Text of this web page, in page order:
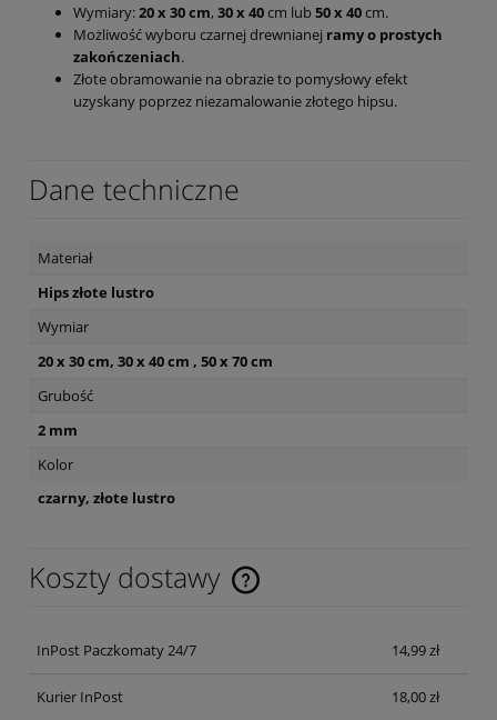
Wymiary:20 x 30 cm, 30 x 40cm lub50 x 40cm.
Możliwość wyboru czarnej drewnianej ramy o prostych
zakończeniach.
Złote obramowanie na obrazie to pomysłowy efekt
uzyskany poprzez niezamalowanie złotego hipsu.
Dane techniczne
Materiał
Hips złote lustro
Wymiar
20 x 30 cm, 30 x 40 cm , 50 x 70 cm
Grubość
2 mm
Kolor
czarny, złote lustro
Koszty dostawy
Cena nie zawiera ewentualnych kosztów płatności
InPost Paczkomaty 24/7 14,99 zł
Kurier InPost 18,00 zł